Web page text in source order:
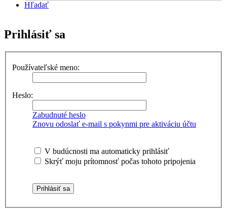
Hľadať
Prihlásiť sa
Používateľské meno:
Heslo:
Zabudnuté heslo
Znovu odoslať e-mail s pokynmi pre aktiváciu účtu
V budúcnosti ma automaticky prihlásiť
Skrýť moju prítomnosť počas tohoto pripojenia